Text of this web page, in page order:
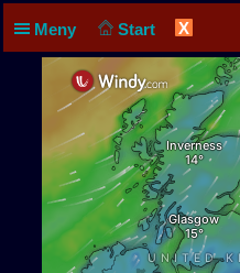
Meny Start X